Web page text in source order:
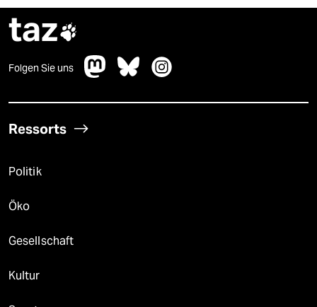
taz
Folgen Sie uns
Ressorts
Politik
Öko
Gesellschaft
Kultur